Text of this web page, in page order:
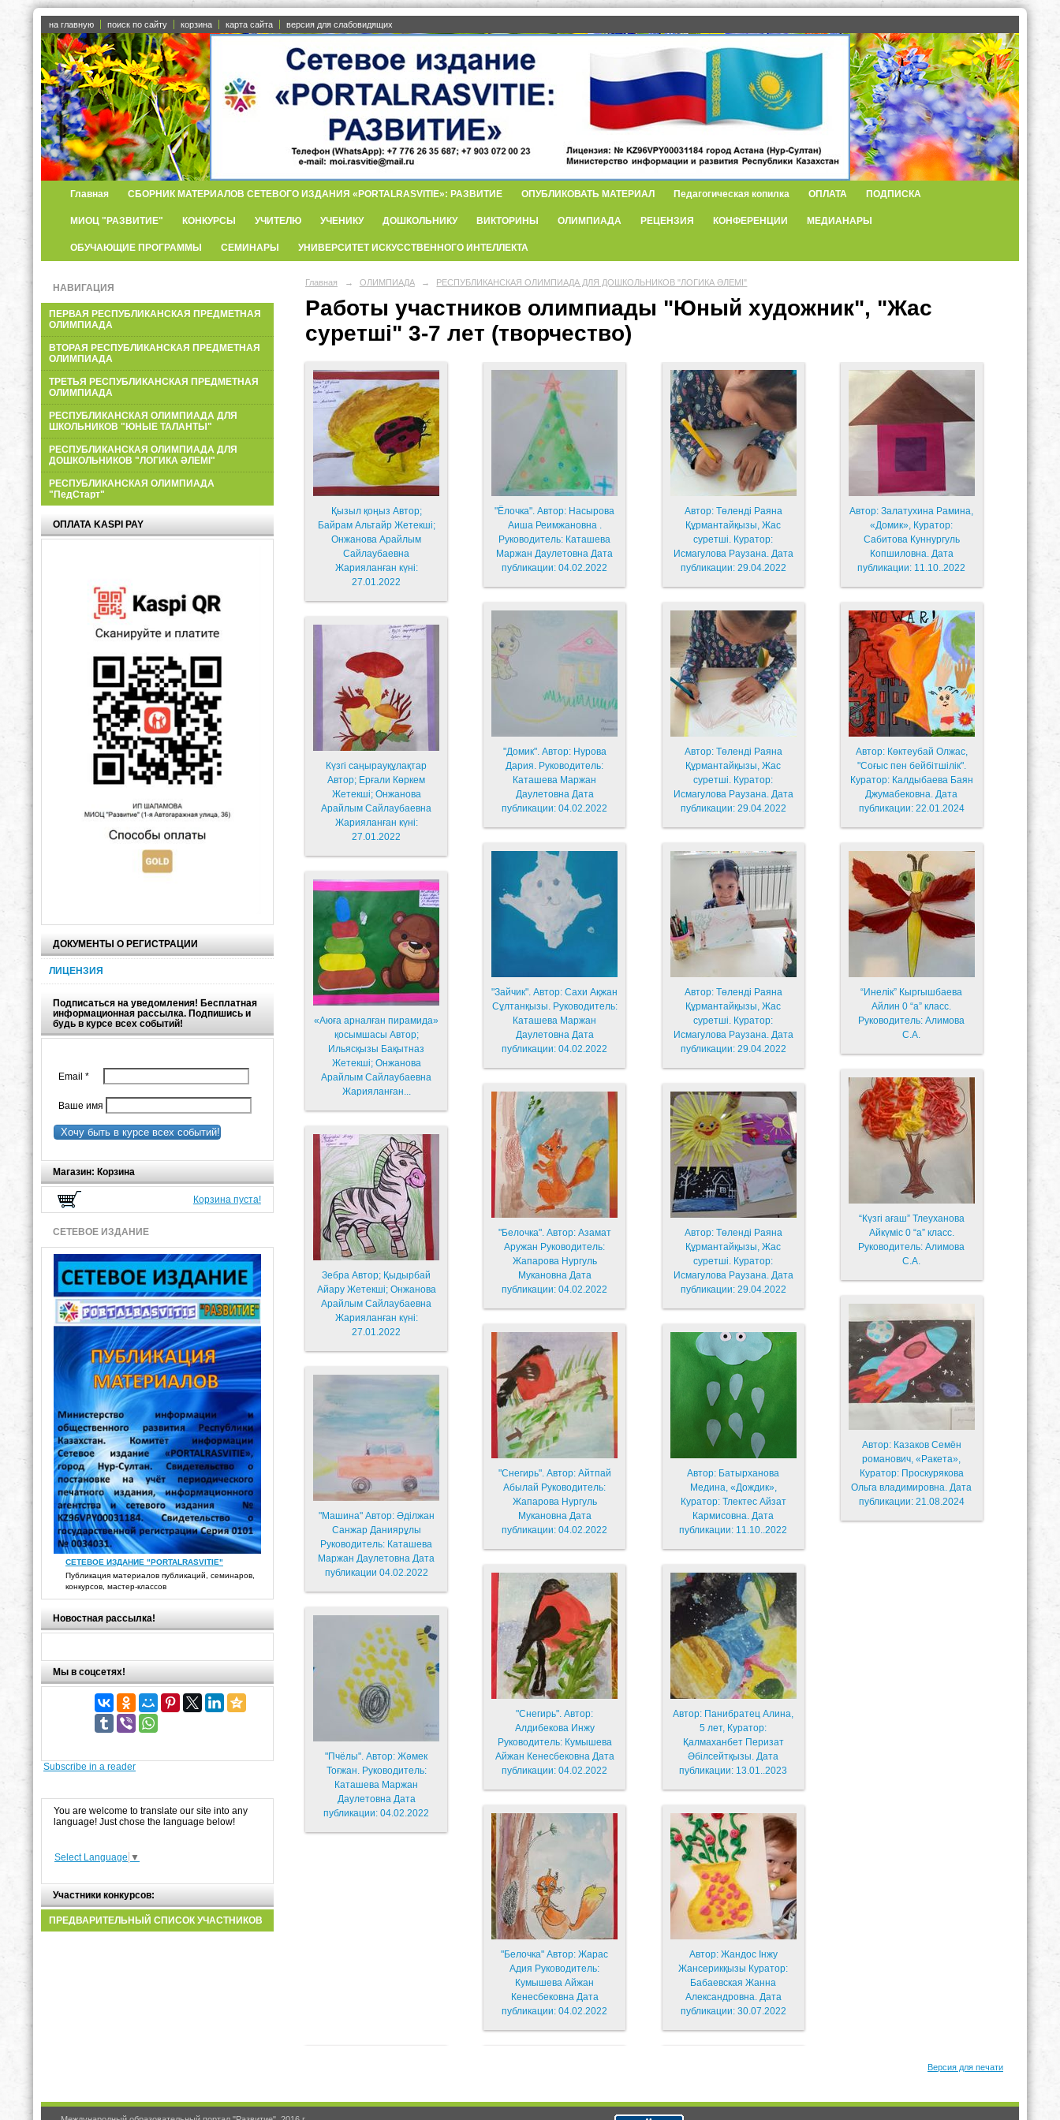
на главную поиск по сайту корзина карта сайта версия для слабовидящих
Главная СБОРНИК МАТЕРИАЛОВ СЕТЕВОГО ИЗДАНИЯ «PORTALRASVITIE»: РАЗВИТИЕ ОПУБЛИКОВАТЬ МАТЕРИАЛ Педагогическая копилка ОПЛАТА ПОДПИСКА
МИОЦ "РАЗВИТИЕ" КОНКУРСЫ УЧИТЕЛЮ УЧЕНИКУ ДОШКОЛЬНИКУ ВИКТОРИНЫ ОЛИМПИАДА РЕЦЕНЗИЯ КОНФЕРЕНЦИИ МЕДИАНАРЫ
ОБУЧАЮЩИЕ ПРОГРАММЫ СЕМИНАРЫ УНИВЕРСИТЕТ ИСКУССТВЕННОГО ИНТЕЛЛЕКТА
НАВИГАЦИЯ
ПЕРВАЯ РЕСПУБЛИКАНСКАЯ ПРЕДМЕТНАЯ
ОЛИМПИАДА
ВТОРАЯ РЕСПУБЛИКАНСКАЯ ПРЕДМЕТНАЯ
ОЛИМПИАДА
ТРЕТЬЯ РЕСПУБЛИКАНСКАЯ ПРЕДМЕТНАЯ
ОЛИМПИАДА
РЕСПУБЛИКАНСКАЯ ОЛИМПИАДА ДЛЯ
ШКОЛЬНИКОВ "ЮНЫЕ ТАЛАНТЫ"
РЕСПУБЛИКАНСКАЯ ОЛИМПИАДА ДЛЯ
ДОШКОЛЬНИКОВ "ЛОГИКА ӘЛЕМІ"
РЕСПУБЛИКАНСКАЯ ОЛИМПИАДА
"ПедСтарт"
ОПЛАТА KASPI PAY
ДОКУМЕНТЫ О РЕГИСТРАЦИИ
ЛИЦЕНЗИЯ
Подписаться на уведомления! Бесплатная
информационная рассылка. Подпишись и
будь в курсе всех событий!
Email *
Ваше имя
Хочу быть в курсе всех событий!
Магазин: Корзина
Корзина пуста!
СЕТЕВОЕ ИЗДАНИЕ
СЕТЕВОЕ ИЗДАНИЕ "PORTALRASVITIE"
Публикация материалов публикаций, семинаров,
конкурсов, мастер-классов
Новостная рассылка!
Мы в соцсетях!
Subscribe in a reader
You are welcome to translate our site into any
language! Just chose the language below!
Select Language ▼
Участники конкурсов:
ПРЕДВАРИТЕЛЬНЫЙ СПИСОК УЧАСТНИКОВ
Главная → ОЛИМПИАДА → РЕСПУБЛИКАНСКАЯ ОЛИМПИАДА ДЛЯ ДОШКОЛЬНИКОВ "ЛОГИКА ӘЛЕМІ"
Работы участников олимпиады "Юный художник", "Жас
суретші" 3-7 лет (творчество)
Қызыл қоңыз Автор;
Байрам Альтайр Жетекші;
Онжанова Арайлым
Сайлаубаевна
Жарияланған күні:
27.01.2022
Күзгі саңырауқұлақтар
Автор; Ерғали Көркем
Жетекші; Онжанова
Арайлым Сайлаубаевна
Жарияланған күні:
27.01.2022
«Аюға арналған пирамида»
қосымшасы Автор;
Ильясқызы Бақытназ
Жетекші; Онжанова
Арайлым Сайлаубаевна
Жарияланған...
Зебра Автор; Қыдырбай
Айару Жетекші; Онжанова
Арайлым Сайлаубаевна
Жарияланған күні:
27.01.2022
"Машина" Автор: Әділжан
Санжар Даниярұлы
Руководитель: Каташева
Маржан Даулетовна Дата
публикации 04.02.2022
"Пчёлы". Автор: Жәмек
Тоғжан. Руководитель:
Каташева Маржан
Даулетовна Дата
публикации: 04.02.2022
"Ёлочка". Автор: Насырова
Аиша Реимжановна .
Руководитель: Каташева
Маржан Даулетовна Дата
публикации: 04.02.2022
"Домик". Автор: Нурова
Дария. Руководитель:
Каташева Маржан
Даулетовна Дата
публикации: 04.02.2022
"Зайчик". Автор: Сахи Ақжан
Сұлтанқызы. Руководитель:
Каташева Маржан
Даулетовна Дата
публикации: 04.02.2022
"Белочка". Автор: Азамат
Аружан Руководитель:
Жапарова Нургуль
Мукановна Дата
публикации: 04.02.2022
"Снегирь". Автор: Айтпай
Абылай Руководитель:
Жапарова Нургуль
Мукановна Дата
публикации: 04.02.2022
"Снегирь". Автор:
Алдибекова Инжу
Руководитель: Кумышева
Айжан Кенесбековна Дата
публикации: 04.02.2022
"Белочка" Автор: Жарас
Адия Руководитель:
Кумышева Айжан
Кенесбековна Дата
публикации: 04.02.2022
Автор: Төленді Раяна
Құрмантайқызы, Жас
суретші. Куратор:
Исмагулова Раузана. Дата
публикации: 29.04.2022
Автор: Төленді Раяна
Құрмантайқызы, Жас
суретші. Куратор:
Исмагулова Раузана. Дата
публикации: 29.04.2022
Автор: Төленді Раяна
Құрмантайқызы, Жас
суретші. Куратор:
Исмагулова Раузана. Дата
публикации: 29.04.2022
Автор: Төленді Раяна
Құрмантайқызы, Жас
суретші. Куратор:
Исмагулова Раузана. Дата
публикации: 29.04.2022
Автор: Батырханова
Медина, «Дождик»,
Куратор: Тлектес Айзат
Кармисовна. Дата
публикации: 11.10..2022
Автор: Панибратец Алина,
5 лет, Куратор:
Қалмаханбет Перизат
Әбілсейтқызы. Дата
публикации: 13.01..2023
Автор: Жандос Інжу
Жансерикқызы Куратор:
Бабаевская Жанна
Александровна. Дата
публикации: 30.07.2022
Автор: Залатухина Рамина,
«Домик», Куратор:
Сабитова Куннургуль
Копшиловна. Дата
публикации: 11.10..2022
Автор: Көктеубай Олжас,
"Соғыс пен бейбітшілік".
Куратор: Калдыбаева Баян
Джумабековна. Дата
публикации: 22.01.2024
“Инелік” Кыргышбаева
Айлин 0 “а” класс.
Руководитель: Алимова
С.А.
“Күзгі ағаш” Тлеуханова
Айкүміс 0 “а” класс.
Руководитель: Алимова
С.А.
Автор: Казаков Семён
романович, «Ракета»,
Куратор: Проскурякова
Ольга владимировна. Дата
публикации: 21.08.2024
Версия для печати